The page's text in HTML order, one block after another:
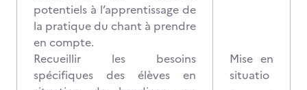
potentiels à l’apprentissage de
la pratique du chant à prendre
en compte.
Recueillir les besoins
spécifiques des élèves en
Mise en
situatio